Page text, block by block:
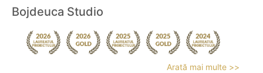
Bojdeuca Studio
Arată mai multe >>